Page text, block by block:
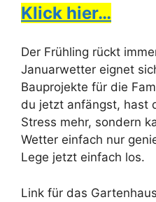
Klick hier…
Der Frühling rückt
Januarwetter eignet
Bauprojekte für die
du jetzt anfängst, hast
Stress mehr, sondern
Wetter einfach nur
Lege jetzt einfach los.
Link für das